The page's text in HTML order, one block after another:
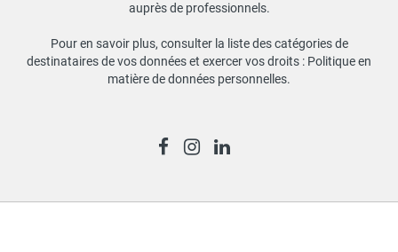
auprès de professionnels.
Pour en savoir plus, consulter la liste des catégories de
destinataires de vos données et exercer vos droits : Politique en
matière de données personnelles.